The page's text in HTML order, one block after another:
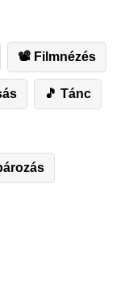
📽 Filmnézés
🎵 Tánc